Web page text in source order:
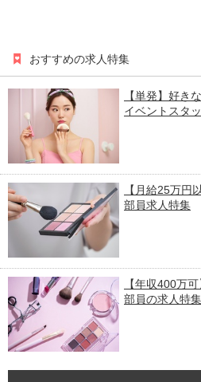
おすすめの求人特集
【単発】好き
イベントスタ
【月給25万円
部員求人特集
【年収400万
部員の求人特集